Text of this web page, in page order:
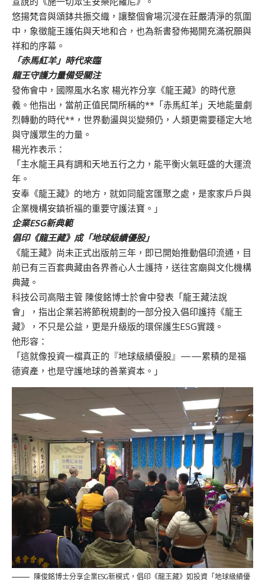
悠揚梵音與頌鉢共振交織，讓整個會場沉浸在莊嚴清淨的氛圍
中，象徵龍王護佑與天地和合，也為新書發佈揭開充滿祝願與
祥和的序幕。
「赤馬紅羊」時代來臨
龍王守護力量備受關注
發佈會中，國際風水名家 楊光祚分享《龍王藏》的時代意
義。他指出，當前正值民間所稱的**「赤馬紅羊」天地能量劇
烈轉動的時代**，世界動盪與災變頻仍，人類更需要穩定大地
與守護眾生的力量。
楊光祚表示：
「主水龍王具有調和天地五行之力，能平衡火氣旺盛的大運流
年。
安奉《龍王藏》的地方，就如同龍宮匯聚之處，是家家戶戶與
企業機構安鎮祈福的重要守護法寶。」
企業ESG新典範
倡印《龍王藏》成「地球級績優股」
《龍王藏》尚未正式出版前三年，即已開始推動倡印流通，目
前已有三百套典藏由各界善心人士護持，送往宮廟與文化機構
典藏。
科技公司高階主管 陳俊銘博士於會中發表「龍王藏法說
會」，指出企業若將節稅規劃的一部分投入倡印護持《龍王
藏》，不只是公益，更是升級版的環保護生ESG實踐。
他形容：
「這就像投資一檔真正的『地球級績優股』——累積的是福
德資產，也是守護地球的善業資本。」
陳俊銘博士分享企業ESG新模式，倡印《龍王藏》如投資「地球級績優